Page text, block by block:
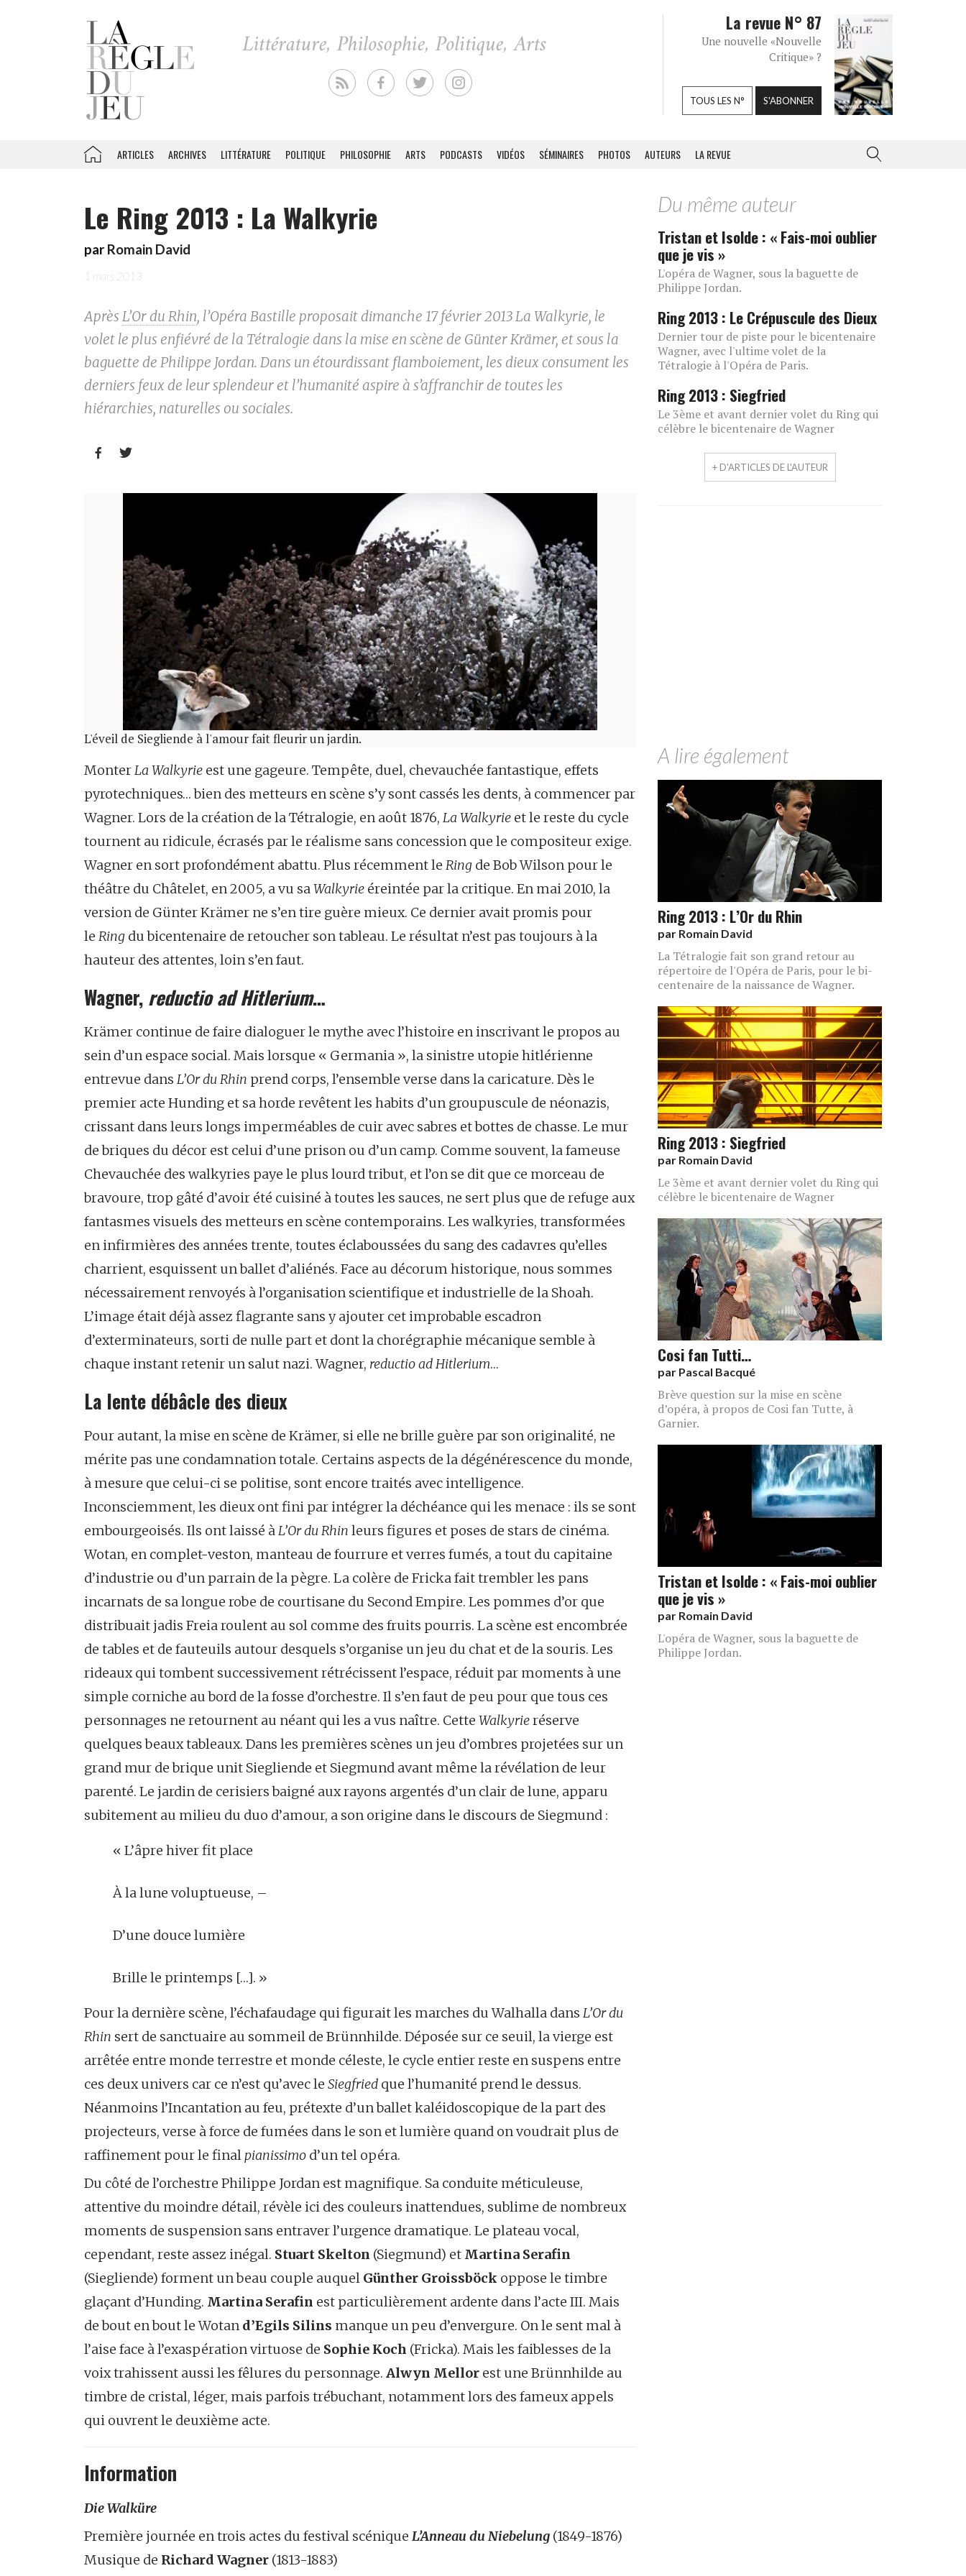
La revue N° 87
Une nouvelle «Nouvelle
Critique» ?
TOUS LES N° S'ABONNER
ARTICLES ARCHIVES LITTÉRATURE POLITIQUE PHILOSOPHIE ARTS PODCASTS VIDÉOS SÉMINAIRES PHOTOS AUTEURS LA REVUE
Le Ring 2013 : La Walkyrie
par Romain David
1 mars 2013
Après L’Or du Rhin, l’Opéra Bastille proposait dimanche 17 février 2013 La Walkyrie, le
volet le plus enfiévré de la Tétralogie dans la mise en scène de Günter Krämer, et sous la
baguette de Philippe Jordan. Dans un étourdissant flamboiement, les dieux consument les
derniers feux de leur splendeur et l’humanité aspire à s’affranchir de toutes les
hiérarchies, naturelles ou sociales.
 
L'éveil de Siegliende à l'amour fait fleurir un jardin.
MonterLa Walkyrie est une gageure. Tempête, duel, chevauchée fantastique, effets
pyrotechniques… bien des metteurs en scène s’y sont cassés les dents, à commencer par
Wagner. Lors de la création de la Tétralogie, en août 1876, La Walkyrie et le reste du cycle
tournent au ridicule, écrasés par le réalisme sans concession que le compositeur exige.
Wagner en sort profondément abattu. Plus récemment le Ring de Bob Wilson pour le
théâtre du Châtelet, en 2005, a vu saWalkyrie éreintée par la critique. En mai 2010, la
version de Günter Krämer ne s’en tire guère mieux. Ce dernier avait promis pour
le Ring du bicentenaire de retoucher son tableau. Le résultat n’est pas toujours à la
hauteur des attentes, loin s’en faut.
Wagner, reductio ad Hitlerium…
Krämer continue de faire dialoguer le mythe avec l’histoire en inscrivant le propos au
sein d’un espace social. Mais lorsque « Germania », la sinistre utopie hitlérienne
entrevue dans L’Or du Rhin prend corps, l’ensemble verse dans la caricature. Dès le
premier acte Hunding et sa horde revêtent les habits d’un groupuscule de néonazis,
crissant dans leurs longs imperméables de cuir avec sabres et bottes de chasse. Le mur
de briques du décor est celui d’une prison ou d’un camp. Comme souvent, la fameuse
Chevauchée des walkyries paye le plus lourd tribut, et l’on se dit que ce morceau de
bravoure, trop gâté d’avoir été cuisiné à toutes les sauces, ne sert plus que de refuge aux
fantasmes visuels des metteurs en scène contemporains. Les walkyries, transformées
en infirmières des années trente, toutes éclaboussées du sang des cadavres qu’elles
charrient, esquissent un ballet d’aliénés. Face au décorum historique, nous sommes
nécessairement renvoyés à l’organisation scientifique et industrielle de la Shoah.
L’image était déjà assez flagrante sans y ajouter cet improbable escadron
d’exterminateurs, sorti de nulle part et dont la chorégraphie mécanique semble à
chaque instant retenir un salut nazi. Wagner, reductio ad Hitlerium…
La lente débâcle des dieux
Pour autant, la mise en scène de Krämer, si elle ne brille guère par son originalité, ne
mérite pas une condamnation totale. Certains aspects de la dégénérescence du monde,
à mesure que celui-ci se politise, sont encore traités avec intelligence.
Inconsciemment, les dieux ont fini par intégrer la déchéance qui les menace : ils se sont
embourgeoisés. Ils ont laissé àL’Or du Rhin leurs figures et poses de stars de cinéma.
Wotan, en complet-veston, manteau de fourrure et verres fumés, a tout du capitaine
d’industrie ou d’un parrain de la pègre. La colère de Fricka fait trembler les pans
incarnats de sa longue robe de courtisane du Second Empire. Les pommes d’or que
distribuait jadis Freia roulent au sol comme des fruits pourris. La scène est encombrée
de tables et de fauteuils autour desquels s’organise un jeu du chat et de la souris. Les
rideaux qui tombent successivement rétrécissent l’espace, réduit par moments à une
simple corniche au bord de la fosse d’orchestre. Il s’en faut de peu pour que tous ces
personnages ne retournent au néant qui les a vus naître. Cette Walkyrieréserve
quelques beaux tableaux. Dans les premières scènes un jeu d’ombres projetées sur un
grand mur de brique unit Siegliende et Siegmund avant même la révélation de leur
parenté. Le jardin de cerisiers baigné aux rayons argentés d’un clair de lune, apparu
subitement au milieu du duo d’amour, a son origine dans le discours de Siegmund :
« L’âpre hiver fit place
À la lune voluptueuse, –
D’une douce lumière
Brille le printemps […]. »
Pour la dernière scène, l’échafaudage qui figurait les marches du Walhalla dans L’Or du
Rhin sert de sanctuaire au sommeil de Brünnhilde. Déposée sur ce seuil, la vierge est
arrêtée entre monde terrestre et monde céleste, le cycle entier reste en suspens entre
ces deux univers car ce n’est qu’avec le Siegfried que l’humanité prend le dessus.
Néanmoins l’Incantation au feu, prétexte d’un ballet kaléidoscopique de la part des
projecteurs, verse à force de fumées dans le son et lumière quand on voudrait plus de
raffinement pour le final pianissimo d’un tel opéra.
Du côté de l’orchestre Philippe Jordan est magnifique. Sa conduite méticuleuse,
attentive du moindre détail, révèle ici des couleurs inattendues, sublime de nombreux
moments de suspension sans entraver l’urgence dramatique. Le plateau vocal,
cependant, reste assez inégal. Stuart Skelton (Siegmund) et Martina Serafin
(Siegliende) forment un beau couple auquel Günther Groissböck oppose le timbre
glaçant d’Hunding. Martina Serafin est particulièrement ardente dans l’acte III. Mais
de bout en bout le Wotan d’Egils Silins manque un peu d’envergure. On le sent mal à
l’aise face à l’exaspération virtuose de Sophie Koch (Fricka). Mais les faiblesses de la
voix trahissent aussi les fêlures du personnage. Alwyn Mellor est une Brünnhilde au
timbre de cristal, léger, mais parfois trébuchant, notamment lors des fameux appels
qui ouvrent le deuxième acte.
Information
Die Walküre
Première journée en trois actes du festival scénique L’Anneau du Niebelung (1849-1876)
Musique de Richard Wagner (1813-1883)
Du même auteur
Tristan et Isolde : « Fais-moi oublier
que je vis »
L'opéra de Wagner, sous la baguette de
Philippe Jordan.
Ring 2013 : Le Crépuscule des Dieux
Dernier tour de piste pour le bicentenaire
Wagner, avec l'ultime volet de la
Tétralogie à l'Opéra de Paris.
Ring 2013 : Siegfried
Le 3ème et avant dernier volet du Ring qui
célèbre le bicentenaire de Wagner
+ D'ARTICLES DE L'AUTEUR
A lire également
Ring 2013 : L’Or du Rhin
par Romain David
La Tétralogie fait son grand retour au
répertoire de l'Opéra de Paris, pour le bi-
centenaire de la naissance de Wagner.
Ring 2013 : Siegfried
par Romain David
Le 3ème et avant dernier volet du Ring qui
célèbre le bicentenaire de Wagner
Cosi fan Tutti…
par Pascal Bacqué
Brève question sur la mise en scène
d’opéra, à propos de Cosi fan Tutte, à
Garnier.
Tristan et Isolde : « Fais-moi oublier
que je vis »
par Romain David
L'opéra de Wagner, sous la baguette de
Philippe Jordan.